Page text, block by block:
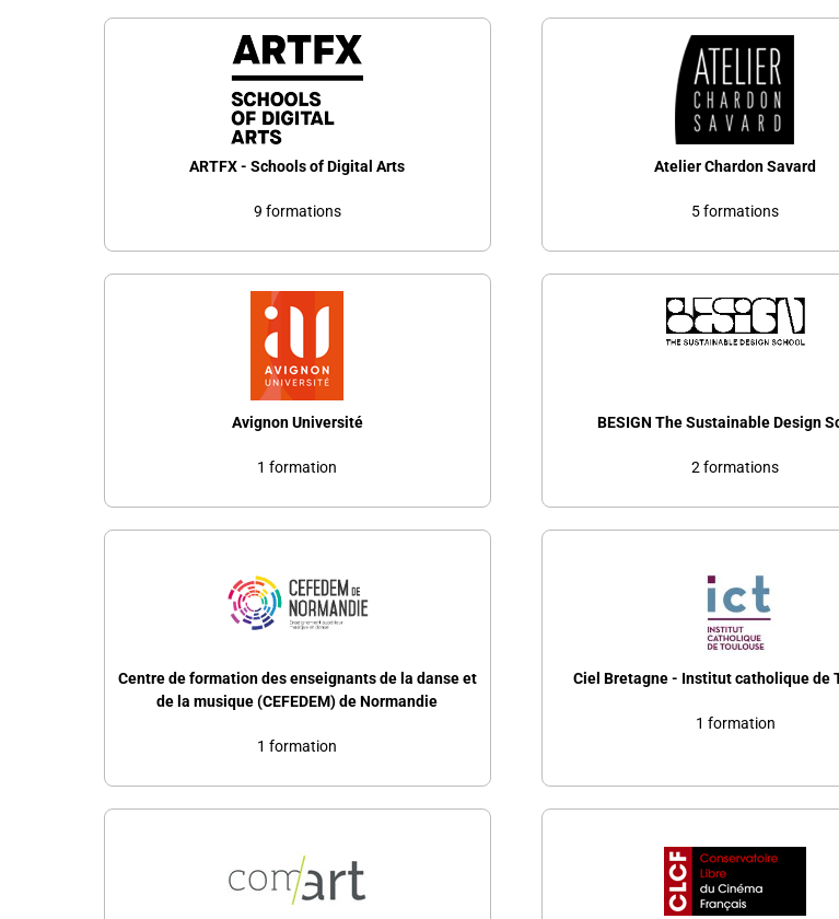
ARTFX - Schools of Digital Arts
9 formations
Atelier Chardon Savard
5 formations
Avignon Université
1 formation
BESIGN The Sustainable Design
2 formations
Centre de formation des enseignants de la danse et
de la musique (CEFEDEM) de Normandie
1 formation
Ciel Bretagne - Institut catholique de
1 formation